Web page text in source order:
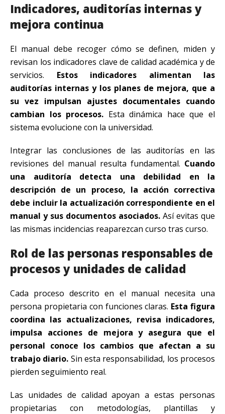
Indicadores, auditorías internas y
mejora continua
El manual debe recoger cómo se definen, miden y
revisan los indicadores clave de calidad académica y de
servicios. Estos indicadores alimentan las
auditorías internas y los planes de mejora, que a
su vez impulsan ajustes documentales cuando
cambian los procesos. Esta dinámica hace que el
sistema evolucione con la universidad.
Integrar las conclusiones de las auditorías en las
revisiones del manual resulta fundamental. Cuando
una auditoría detecta una debilidad en la
descripción de un proceso, la acción correctiva
debe incluir la actualización correspondiente en el
manual y sus documentos asociados. Así evitas que
las mismas incidencias reaparezcan curso tras curso.
Rol de las personas responsables de
procesos y unidades de calidad
Cada proceso descrito en el manual necesita una
persona propietaria con funciones claras. Esta figura
coordina las actualizaciones, revisa indicadores,
impulsa acciones de mejora y asegura que el
personal conoce los cambios que afectan a su
trabajo diario. Sin esta responsabilidad, los procesos
pierden seguimiento real.
Las unidades de calidad apoyan a estas personas
propietarias con metodologías, plantillas y